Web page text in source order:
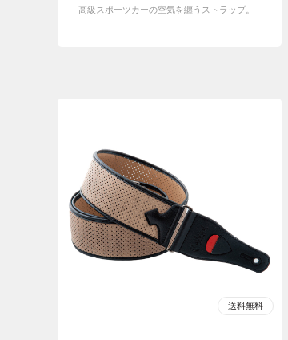
高級スポーツカーの空気を纏うストラップ。